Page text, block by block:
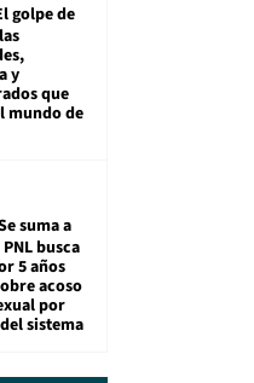
golpe de
y
que
mundo de
suma a
busca
5 años
acoso
por
sistema